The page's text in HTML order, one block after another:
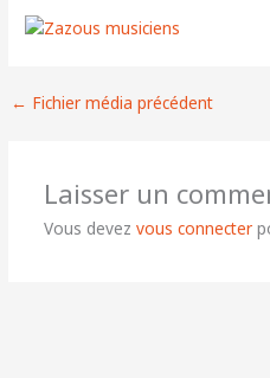
← Fichier média précédent
Laisser un
Vous devez vous connecter